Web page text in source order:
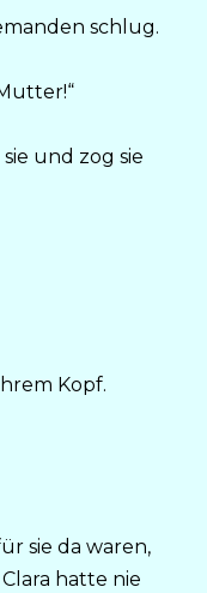
schlug.
und zog sie
Kopf.
sie da waren,
hatte nie